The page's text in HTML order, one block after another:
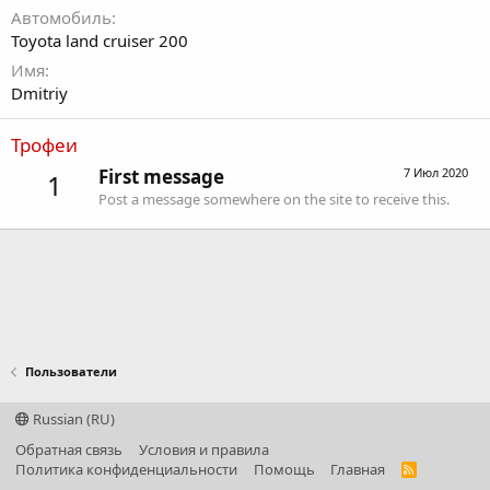
Автомобиль
Toyota land cruiser 200
Имя
Dmitriy
Трофеи
1 7 Июл 2020
First message
Post a message somewhere on the site to receive this.
Пользователи
Russian (RU)
Обратная связь
Условия и правила
Политика конфиденциальности
Помощь Главная
R